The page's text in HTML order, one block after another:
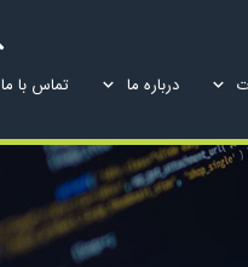
درباره ما تماس با ما